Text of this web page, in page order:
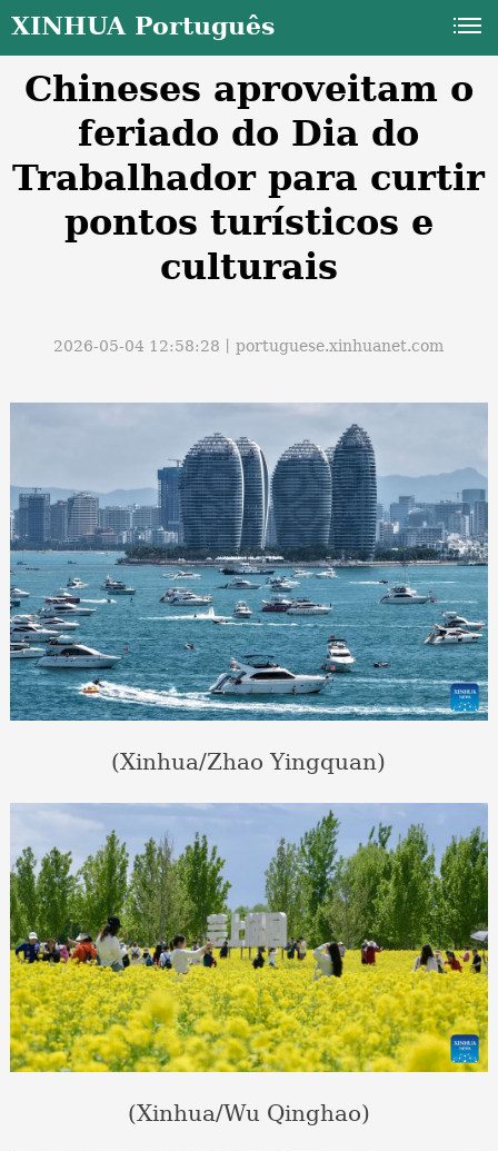
XINHUA Português
Chineses aproveitam o
feriado do Dia do
Trabalhador para curtir
pontos turísticos e
culturais
2026-05-04 12:58:28丨portuguese.xinhuanet.com
(Xinhua/Zhao Yingquan)
(Xinhua/Wu Qinghao)